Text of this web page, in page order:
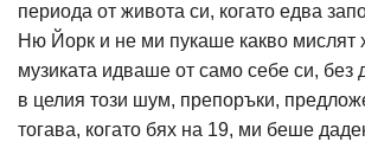
периода от живота си, когато едва
Ню Йорк и не ми пукаше какво мислят
музиката идваше от само себе си, без
в целия този шум, препоръки,
тогава, когато бях на 19, ми беше